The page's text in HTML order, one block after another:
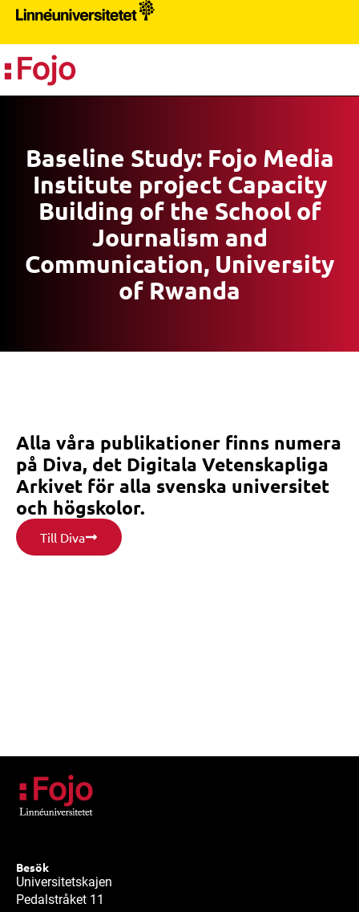
Baseline Study: Fojo Media
Institute project Capacity
Building of the School of
Journalism and
Communication, University
of Rwanda
Alla våra publikationer finns numera
på Diva, det Digitala Vetenskapliga
Arkivet för alla svenska universitet
och högskolor.
Till Diva
Besök
Universitetskajen
Pedalstråket 11